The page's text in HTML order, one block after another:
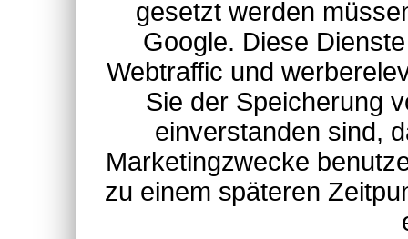
gesetzt werden
Google. Diese
Webtraffic und
Sie der Speicherung
einverstanden sind,
Marketingzwecke
zu einem späteren